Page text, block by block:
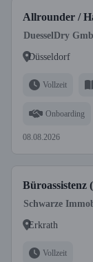
Allrounder /
DuesselDry
Düsseldorf
Vollzeit
Onboarding
08.08.2026
Büroassistenz
Schwarze
Erkrath
Vollzeit